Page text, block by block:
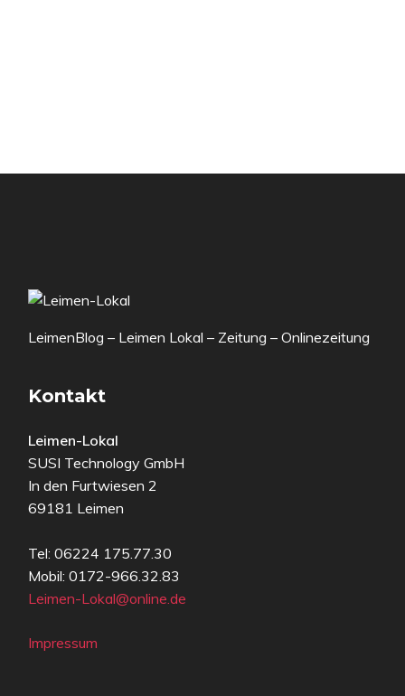
LeimenBlog – Leimen Lokal – Zeitung – Onlinezeitung
Kontakt
Leimen-Lokal
SUSI Technology GmbH
In den Furtwiesen 2
69181 Leimen
Tel: 06224 175.77.30
Mobil: 0172-966.32.83
Leimen-Lokal@online.de
Impressum